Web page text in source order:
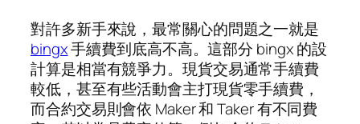
對許多新手來說，最常關心的問題之一就是
bingx手續費到底高不高。這部分 bingx 的設
計算是相當有競爭力。現貨交易通常手續費
較低，甚至有些活動會主打現貨零手續費，
而合約交易則會依 Maker 和 Taker 有不同費